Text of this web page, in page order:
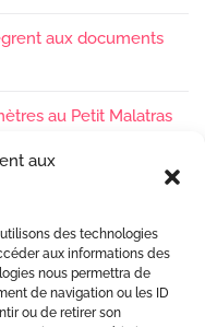
aux
des technologies
aux informations des
nous permettra de
de navigation ou les ID
ou de retirer son
aux documents
au Petit Malatras
!
bouge sous nos pieds !